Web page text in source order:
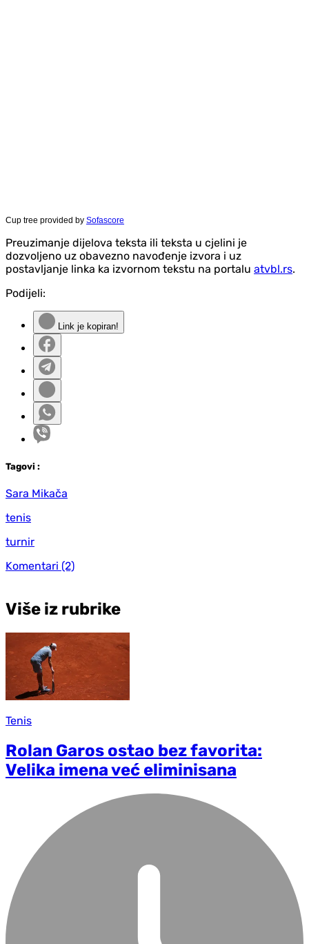
Cup tree provided by Sofascore
Preuzimanje dijelova teksta ili teksta u cjelini je
dozvoljeno uz obavezno navođenje izvora i uz
postavljanje linka ka izvornom tekstu na portalu atvbl.rs.
Podijeli:
Link je kopiran!
Tagovi :
Sara Mikača
tenis
turnir
Komentari (2)
Više iz rubrike
Tenis
Rolan Garos ostao bez favorita:
Velika imena već eliminisana